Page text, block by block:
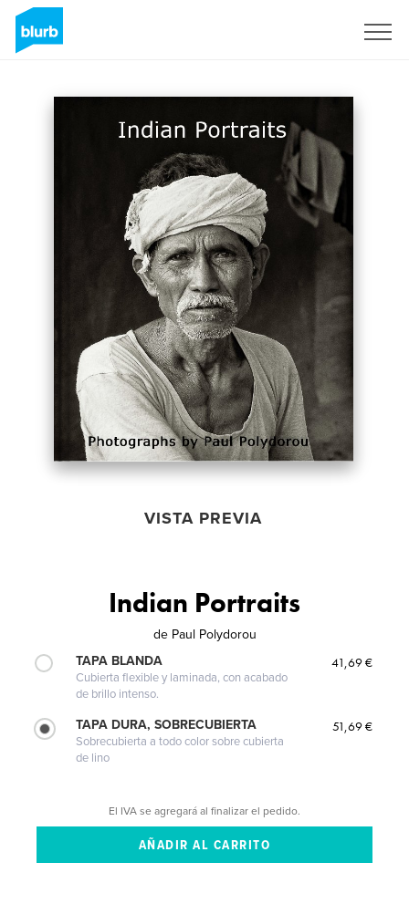
VISTA PREVIA
Indian Portraits
de Paul Polydorou
TAPA BLANDA
Cubierta flexible y laminada, con acabado
de brillo intenso.
41,69 €
TAPA DURA, SOBRECUBIERTA
Sobrecubierta a todo color sobre cubierta
de lino
51,69 €
El IVA se agregará al finalizar el pedido.